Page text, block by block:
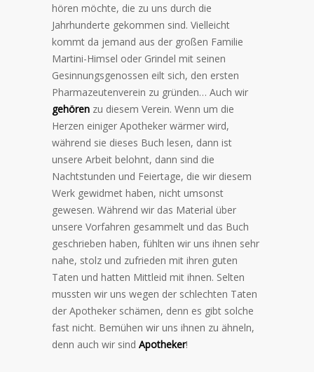
hören möchte, die zu uns durch die
Jahrhunderte gekommen sind. Vielleicht
kommt da jemand aus der großen Familie
Martini-Himsel oder Grindel mit seinen
Gesinnungsgenossen eilt sich, den ersten
Pharmazeutenverein zu gründen… Auch wir
gehören zu diesem Verein. Wenn um die
Herzen einiger Apotheker wärmer wird,
während sie dieses Buch lesen, dann ist
unsere Arbeit belohnt, dann sind die
Nachtstunden und Feiertage, die wir diesem
Werk gewidmet haben, nicht umsonst
gewesen. Während wir das Material über
unsere Vorfahren gesammelt und das Buch
geschrieben haben, fühlten wir uns ihnen sehr
nahe, stolz und zufrieden mit ihren guten
Taten und hatten Mittleid mit ihnen. Selten
mussten wir uns wegen der schlechten Taten
der Apotheker schämen, denn es gibt solche
fast nicht. Bemühen wir uns ihnen zu ähneln,
denn auch wir sind Apotheker!